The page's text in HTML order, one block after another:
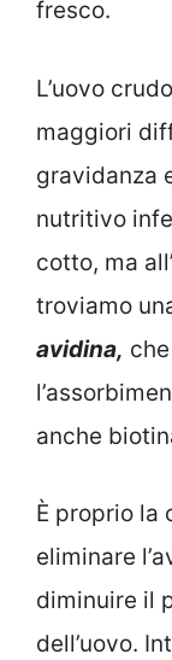
fresco.
L’uovo
maggiori
gravidanza
nutritivo
cotto, ma
troviamo
avidina,
anche
È proprio la
eliminare
diminuire il
dell’uovo.